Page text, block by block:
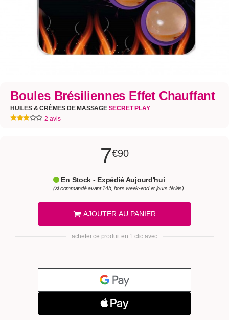
Boules Brésiliennes Effet Chauffant
HUILES & CRÈMES DE MASSAGE SECRET PLAY
2 avis
7€90
En Stock - Expédié Aujourd'hui
(si commandé avant 14h, hors week-end et jours fériés)
AJOUTER AU PANIER
acheter ce produit en 1 clic avec